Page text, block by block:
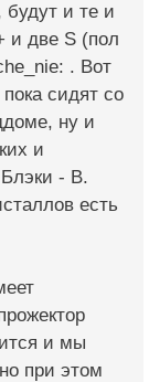
будут и те и
и две S (пол
. Вот
сидят со
ну и
и
- В.
есть
и мы
при этом